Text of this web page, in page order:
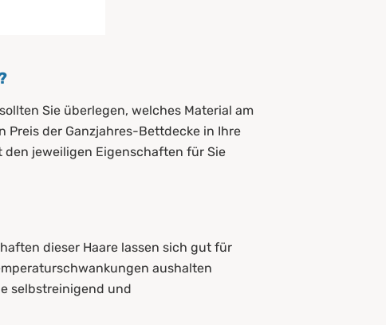
Sie überlegen, welches Material am
Preis der Ganzjahres-Bettdecke in Ihre
jeweiligen Eigenschaften für Sie
dieser Haare lassen sich gut für
aushalten
selbstreinigend und